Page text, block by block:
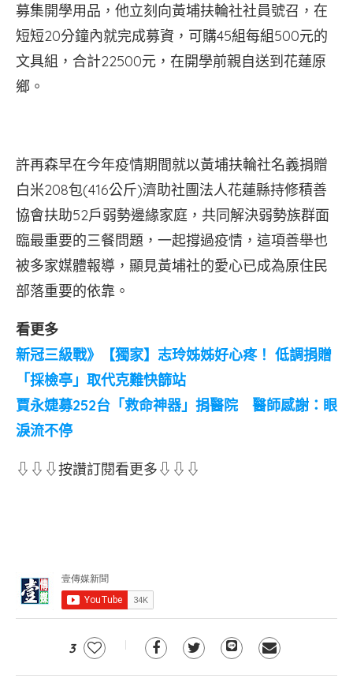
募集開學用品，他立刻向黃埔扶輪社社員號召，在
短短20分鐘內就完成募資，可購45組每組500元的
文具組，合計22500元，在開學前親自送到花蓮原
鄉。
許再森早在今年疫情期間就以黃埔扶輪社名義捐贈
白米208包(416公斤)濟助社團法人花蓮縣持修積善
協會扶助52戶弱勢邊緣家庭，共同解決弱勢族群面
臨最重要的三餐問題，一起撐過疫情，這項善舉也
被多家媒體報導，顯見黃埔社的愛心已成為原住民
部落重要的依靠。
看更多
新冠三級戰》【獨家】志玲姊姊好心疼！ 低調捐贈
「採檢亭」取代克難快篩站
賈永婕募252台「救命神器」捐醫院 醫師感謝：眼
淚流不停
⇩⇩⇩按讚訂閱看更多⇩⇩⇩
3